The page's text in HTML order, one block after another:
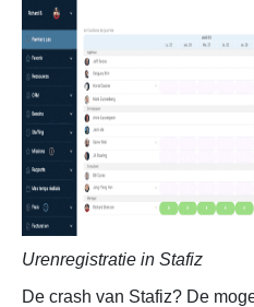
Urenregistratie in Stafiz
De crash van Stafiz? De